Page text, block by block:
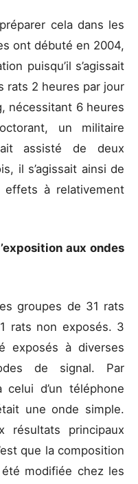
cela dans les
ont débuté en 2004,
puisqu’il s’agissait
rats 2 heures par jour
nécessitant 6 heures
un militaire
assisté de deux
il s’agissait ainsi de
à relativement
aux ondes
groupes de 31 rats
rats non exposés. 3
exposés à diverses
de signal. Par
celui d’un téléphone
une onde simple.
résultats principaux
que la composition
modifiée chez les